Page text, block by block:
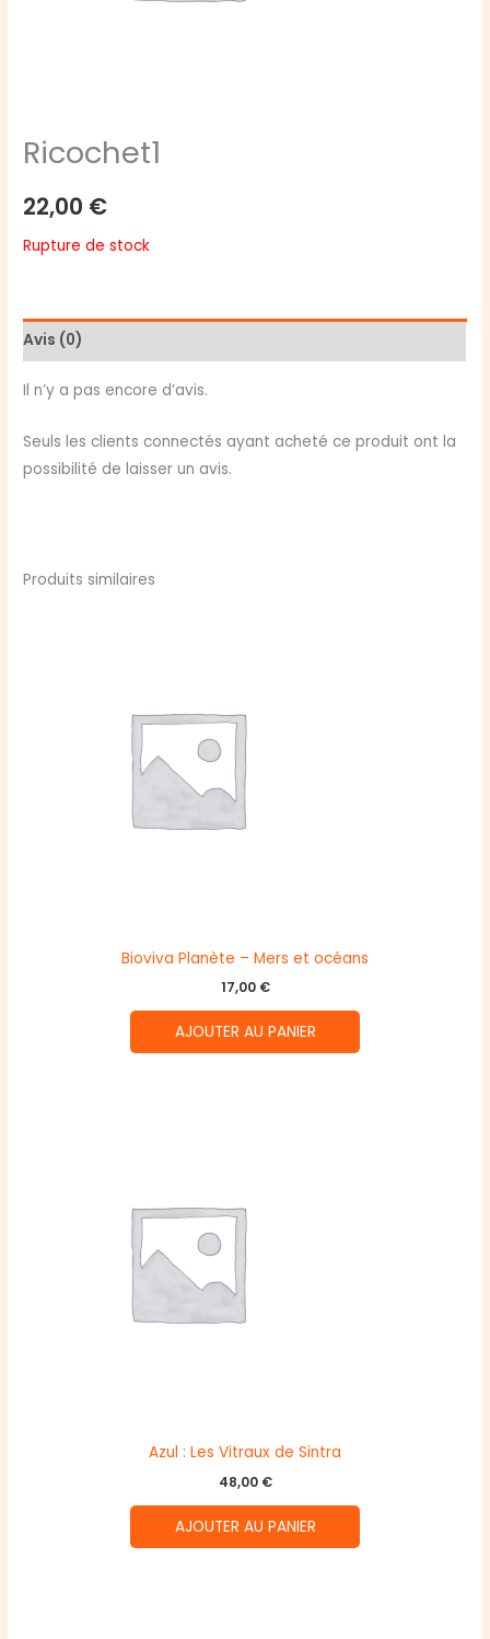
Ricochet1
22,00 €
Rupture de stock
Avis (0)
Il n’y a pas encore d’avis.
Seuls les clients connectés ayant acheté ce produit ont la
possibilité de laisser un avis.
Produits similaires
Bioviva Planète – Mers et océans
17,00 €
AJOUTER AU PANIER
Azul : Les Vitraux de Sintra
48,00 €
AJOUTER AU PANIER